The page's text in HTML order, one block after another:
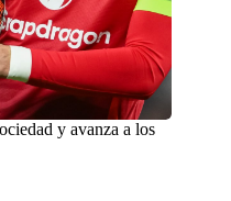
y avanza a los